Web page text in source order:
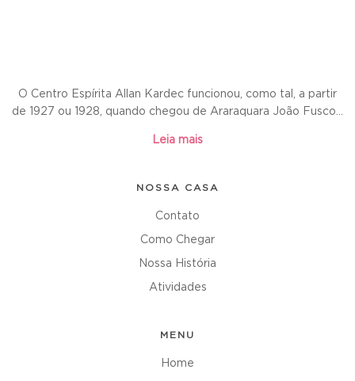
O Centro Espírita Allan Kardec funcionou, como tal, a partir
de 1927 ou 1928, quando chegou de Araraquara João Fusco...
Leia mais
NOSSA CASA
Contato
Como Chegar
Nossa História
Atividades
MENU
Home